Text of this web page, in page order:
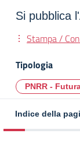
Si pubblica
Stampa /
Tipologia
PNRR -
Indice della